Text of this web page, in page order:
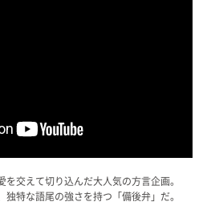
交えて切り込んだ大人気の方言企画。
特な語尾の強さを持つ「備後弁」だ。